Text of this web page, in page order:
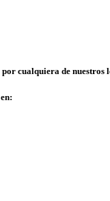
cualquiera de